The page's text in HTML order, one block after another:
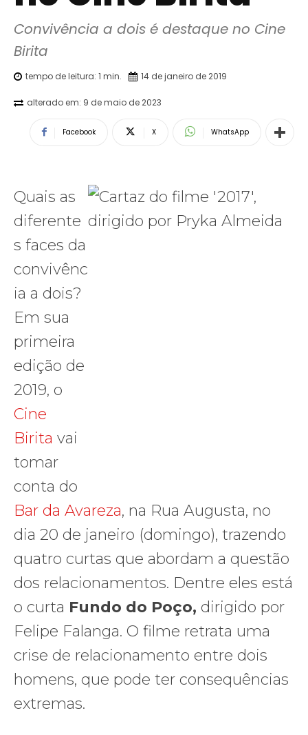
Convivência a dois é destaque no Cine
Birita
tempo de leitura: 1 min. 14 de janeiro de 2019
alterado em: 9 de maio de 2023
Facebook X WhatsApp
Quais as
diferente
s faces da
convivênc
ia a dois?
Em sua
primeira
edição de
2019, o
Cine
Birita vai
tomar
conta do
Bar da Avareza, na Rua Augusta, no
dia 20 de janeiro (domingo), trazendo
quatro curtas que abordam a questão
dos relacionamentos. Dentre eles está
o curta Fundo do Poço, dirigido por
Felipe Falanga. O filme retrata uma
crise de relacionamento entre dois
homens, que pode ter consequências
extremas.